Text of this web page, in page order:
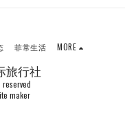
旅行社
maker
菲常生活 MORE